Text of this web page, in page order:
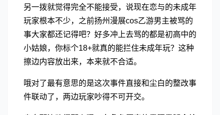
另一拨就觉得完全不能接受，说现在恋与的未成年
玩家根本不少，之前扬州漫展cos乙游男主被骂的
事大家都还记得吧？好多冲上去骂的都是初高中的
小姑娘，你标个18+就真的能拦住未成年玩？这种
擦边内容放出来，本来就不合适。
哦对了最有意思的是这次事件直接和尘白的整改事
件联动了，两边玩家吵得不可开交。